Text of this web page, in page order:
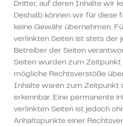
Dritter, auf deren Inhalte wir
Deshalb können wir für diese
keine Gewähr übernehmen.
verlinkten Seiten ist stets der
Betreiber der Seiten
Seiten wurden zum Zeitpunkt
mögliche Rechtsverstöße
Inhalte waren zum Zeitpunkt
erkennbar. Eine permanente
verlinkten Seiten ist jedoch
Anhaltspunkte einer